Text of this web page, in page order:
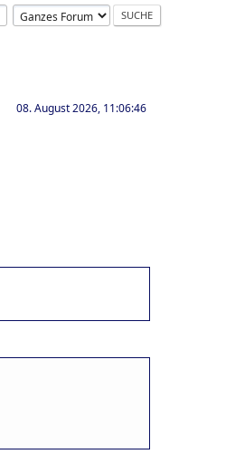
08. August 2026, 11:06:46